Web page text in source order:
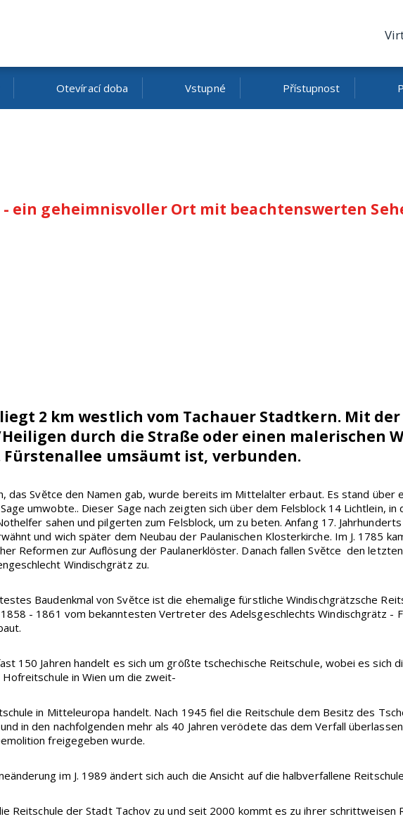
Otevírací doba Vstupné Přístupnost
- ein geheimnisvoller Ort mit beachtenswerten
2 km westlich vom Tachauer Stadtkern. Mit
durch die Straße oder einen malerischen
Fürstenallee umsäumt ist, verbunden.
das Svĕtce den Namen gab, wurde bereits im Mittelalter erbaut. Es stand über
umwobte.. Dieser Sage nach zeigten sich über dem Felsblock 14 Lichtlein, in
sahen und pilgerten zum Felsblock, um zu beten. Anfang 17.
und wich später dem Neubau der Paulanischen Klosterkirche. Im J. 1785
Reformen zur Auflösung der Paulanerklöster. Danach fallen Svĕtce den
Windischgrätz zu.
Baudenkmal von Svĕtce ist die ehemalige fürstliche Windischgrätzsche
1858 - 1861 vom bekanntesten Vertreter des Adelsgeschlechts Windischgrätz -
150 Jahren handelt es sich um größte tschechische Reitschule, wobei es sich
Hofreitschule in Wien um die zweit-
in Mitteleuropa handelt. Nach 1945 fiel die Reitschule dem Besitz des
in den nachfolgenden mehr als 40 Jahren verödete das dem Verfall
freigegeben wurde.
im J. 1989 ändert sich auch die Ansicht auf die halbverfallene
Reitschule der Stadt Tachov zu und seit 2000 kommt es zu ihrer schrittweisen